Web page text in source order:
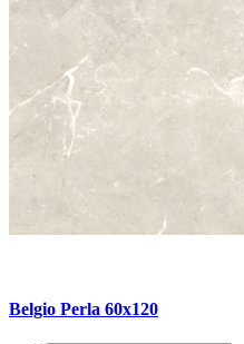
Belgio Perla 60x120